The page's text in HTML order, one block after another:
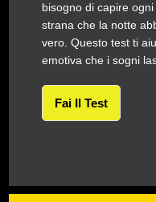
bisogno di capire
strana che la notte
vero. Questo test ti
emotiva che i sogni
Fai Il Test